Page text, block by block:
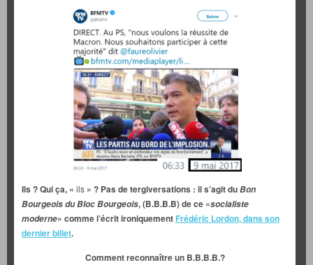
Ils ? Qui ça, « ils » ? Pas de tergiversations : il s’agit duBon
Bourgeois du Bloc Bourgeois, (B.B.B.B) de ce «socialiste
moderne» comme l’écrit ironiquement Frédéric Lordon, dans son
dernier billet.
Comment reconnaître un B.B.B.B.?